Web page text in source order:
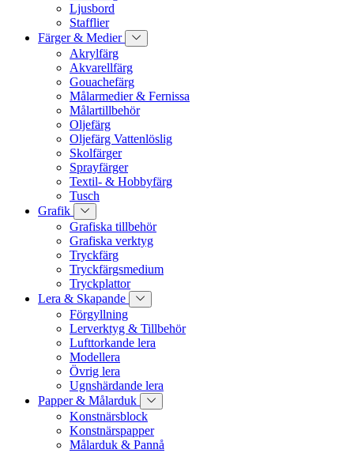
Ljusbord
Stafflier
Färger & Medier
Akrylfärg
Akvarellfärg
Gouachefärg
Målarmedier & Fernissa
Målartillbehör
Oljefärg
Oljefärg Vattenlöslig
Skolfärger
Sprayfärger
Textil- & Hobbyfärg
Tusch
Grafik
Grafiska tillbehör
Grafiska verktyg
Tryckfärg
Tryckfärgsmedium
Tryckplattor
Lera & Skapande
Förgyllning
Lerverktyg & Tillbehör
Lufttorkande lera
Modellera
Övrig lera
Ugnshärdande lera
Papper & Målarduk
Konstnärsblock
Konstnärspapper
Målarduk & Pannå